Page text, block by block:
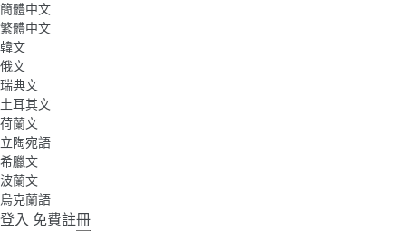
簡體中文
繁體中文
韓文
俄文
瑞典文
土耳其文
荷蘭文
立陶宛語
希臘文
波蘭文
烏克蘭語
登入 免費註冊